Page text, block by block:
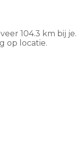
104.3 km bij je.
op locatie.